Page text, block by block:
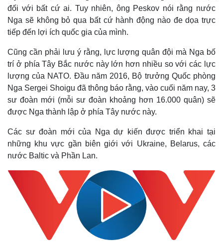
đối với bất cứ ai. Tuy nhiên, ông Peskov nói rằng nước
Nga sẽ không bỏ qua bất cứ hành động nào đe dọa trực
tiếp đến lợi ích quốc gia của mình.
Cũng cần phải lưu ý rằng, lực lượng quân đội mà Nga bố
trí ở phía Tây Bắc nước này lớn hơn nhiều so với các lực
lượng của NATO. Đầu năm 2016, Bộ trưởng Quốc phòng
Nga Sergei Shoigu đã thông báo rằng, vào cuối năm nay, 3
sư đoàn mới (mỗi sư đoàn khoảng hơn 16.000 quân) sẽ
được Nga thành lập ở phía Tây nước này.
Các sư đoàn mới của Nga dự kiến được triển khai tại
những khu vực gần biên giới với Ukraine, Belarus, các
nước Baltic và Phần Lan.